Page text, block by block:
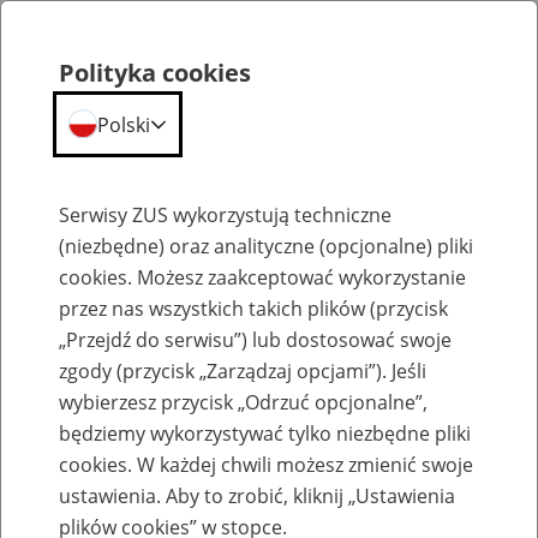
Emerytury
Baza zlikwidowanych lub
przekształconych zakładów pracy
Polityka cookies
Polski
Serwisy ZUS wykorzystują techniczne
(niezbędne) oraz analityczne (opcjonalne) pliki
cookies. Możesz zaakceptować wykorzystanie
przez nas wszystkich takich plików (przycisk
„Przejdź do serwisu”) lub dostosować swoje
zgody (przycisk „Zarządzaj opcjami”). Jeśli
wybierzesz przycisk „Odrzuć opcjonalne”,
będziemy wykorzystywać tylko niezbędne pliki
cookies. W każdej chwili możesz zmienić swoje
ustawienia. Aby to zrobić, kliknij „Ustawienia
plików cookies” w stopce.